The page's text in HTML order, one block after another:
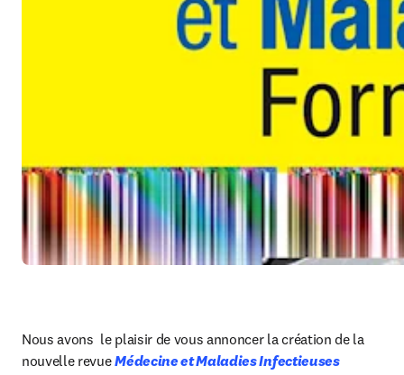
Nous avons  le plaisir de vous annoncer la création de la
nouvelle revue Médecine et Maladies Infectieuses